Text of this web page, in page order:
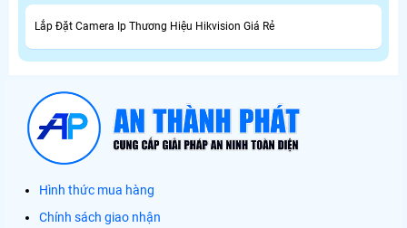
Lắp Đặt Camera Ip Thương Hiệu Hikvision Giá Rẻ
Hình thức mua hàng
Chính sách giao nhận